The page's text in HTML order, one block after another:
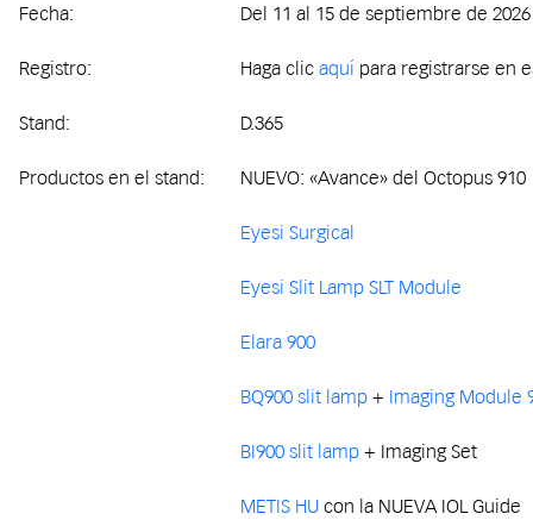
Fecha: Del 11 al 15 de septiembre de 2026
Registro: Haga clic aquí para registrarse en
Stand: D.365
Productos en el stand: NUEVO: «Avance» del Octopus 910
Eyesi Surgical
Eyesi Slit Lamp SLT Module
Elara 900
BQ900 slit lamp + Imaging Module
BI900 slit lamp + Imaging Set
METIS HU con la NUEVA IOL Guide